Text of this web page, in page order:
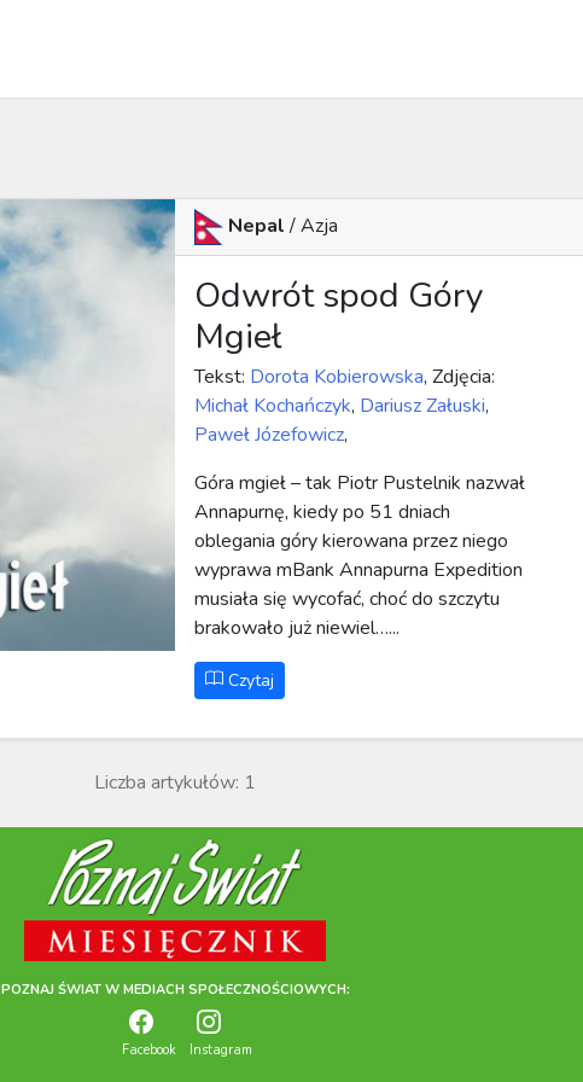
Nepal/ Azja
Odwrót spod Góry
Mgieł
Tekst: Dorota Kobierowska, Zdjęcia:
Michał Kochańczyk, Dariusz Załuski,
Paweł Józefowicz,
Góra mgieł – tak Piotr Pustelnik nazwał
Annapurnę, kiedy po 51 dniach
oblegania góry kierowana przez niego
wyprawa mBank Annapurna Expedition
musiała się wycofać, choć do szczytu
brakowało już niewiel…...
Czytaj
Liczba artykułów: 1
POZNAJ ŚWIAT W MEDIACH SPOŁECZNOŚCIOWYCH:
Facebook Instagram